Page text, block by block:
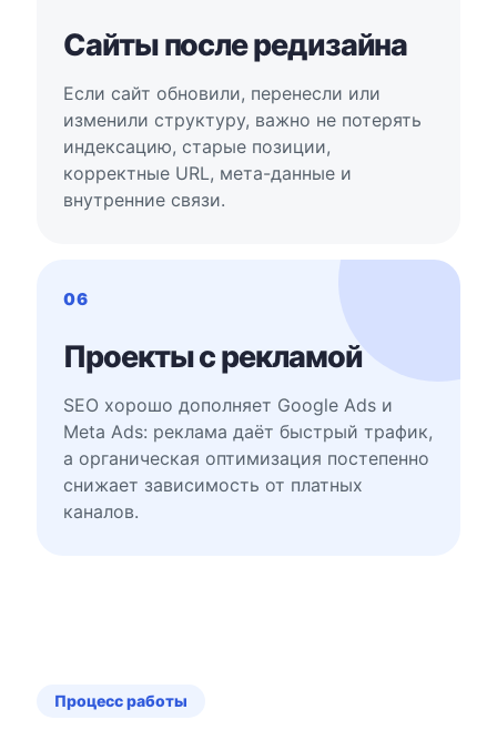
Сайты после редизайна
Если сайт обновили, перенесли или
изменили структуру, важно не потерять
индексацию, старые позиции,
корректные URL, мета-данные и
внутренние связи.
06
Проекты с рекламой
SEO хорошо дополняет Google Ads и
Meta Ads: реклама даёт быстрый трафик,
а органическая оптимизация постепенно
снижает зависимость от платных
каналов.
Процесс работы